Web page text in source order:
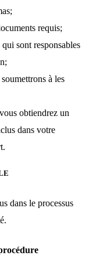
requis;
sont responsables
à les
obtiendrez un
dans votre
dans le processus